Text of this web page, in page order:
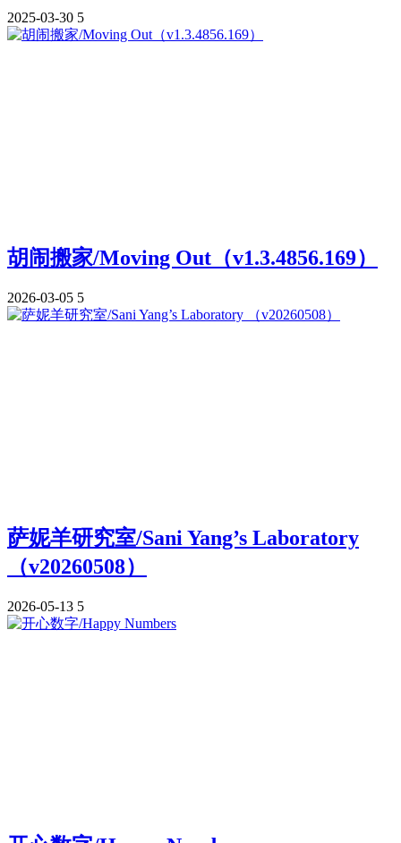
2025-03-30 5
胡闹搬家/Moving Out（v1.3.4856.169）
2026-03-05 5
萨妮羊研究室/Sani Yang’s Laboratory
（v20260508）
2026-05-13 5